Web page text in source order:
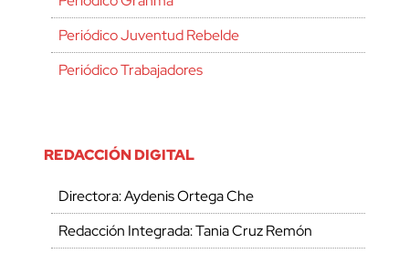
Periódico Juventud Rebelde
Periódico Trabajadores
REDACCIÓN DIGITAL
Directora: Aydenis Ortega Che
Redacción Integrada: Tania Cruz Remón